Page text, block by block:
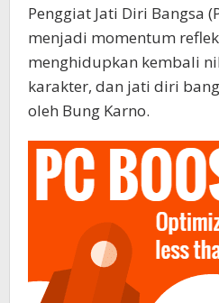
Penggiat Jati Diri Bangsa
menjadi momentum
menghidupkan kembali
karakter, dan jati diri
oleh Bung Karno.